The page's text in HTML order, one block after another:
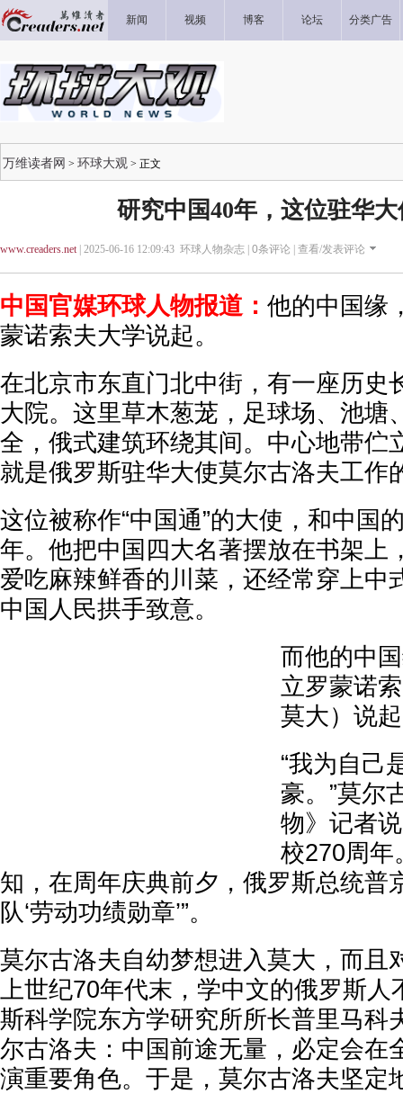
新闻 视频 博客 论坛 分类广告
万维读者网 > 环球大观 > 正文
研究中国40年，这位驻华
www.creaders.net| 2025-06-16 12:09:43 环球人物杂志 | 0条评论 | 查看/发表评论
中国官媒环球人物报道： 他的中国缘
蒙诺索夫大学说起。
在北京市东直门北中街，有一座历史
大院。这里草木葱茏，足球场、池塘
全，俄式建筑环绕其间。中心地带伫
就是俄罗斯驻华大使莫尔古洛夫工作
这位被称作“中国通”的大使，和中国
年。他把中国四大名著摆放在书架上
爱吃麻辣鲜香的川菜，还经常穿上中
中国人民拱手致意。
而他的中
立罗蒙诺
莫大）说
“我为自己
豪。”莫尔
物》记者
校270周年
知，在周年庆典前夕，俄罗斯总统普
队‘劳动功绩勋章’”。
莫尔古洛夫自幼梦想进入莫大，而且
上世纪70年代末，学中文的俄罗斯人
斯科学院东方学研究所所长普里马科
尔古洛夫：中国前途无量，必定会在
演重要角色。于是，莫尔古洛夫坚定